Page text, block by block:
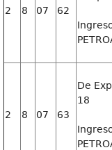
2 8 07 62
2 8 07 63
De
18